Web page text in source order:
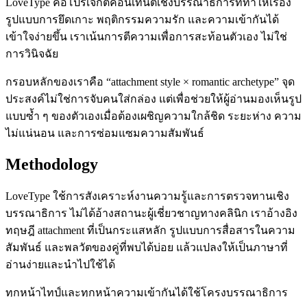
รูปแบบการยึดเกาะ พฤติกรรมความรัก และความเข้ากันได้
เข้าใจง่ายขึ้น เราเน้นการตีความเพื่อการสะท้อนตัวเอง ไม่ใช่
การวินิจฉัย
กรอบหลักของเราคือ “attachment style × romantic archetype” จุด
ประสงค์ไม่ใช่การจับคนใส่กล่อง แต่เพื่อช่วยให้ผู้อ่านมองเห็นรูป
แบบซ้ำ ๆ ของตัวเองเมื่อต้องเผชิญความใกล้ชิด ระยะห่าง ความ
ไม่แน่นอน และการซ่อมแซมความสัมพันธ์
Methodology
LoveType ใช้การสังเคราะห์งานความรู้และการตรวจทานเชิง
บรรณาธิการ ไม่ได้อ้างสถานะผู้เชี่ยวชาญทางคลินิก เราอ้างอิง
ทฤษฎี attachment ที่เป็นกระแสหลัก รูปแบบการสื่อสารในความ
สัมพันธ์ และพลวัตของคู่ที่พบได้บ่อย แล้วแปลงให้เป็นภาษาที่
อ่านง่ายและนำไปใช้ได้
ทุกหน้าไทป์และทุกหน้าความเข้ากันได้ใช้โครงบรรณาธิการ